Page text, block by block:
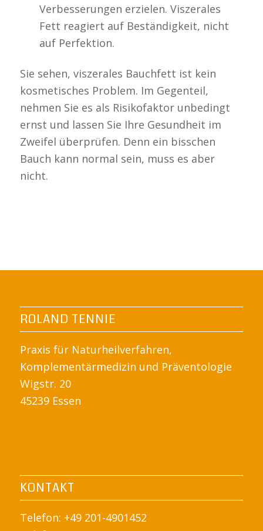
Verbesserungen erzielen. Viszerales
Fett reagiert auf Beständigkeit, nicht
auf Perfektion.
Sie sehen, viszerales Bauchfett ist kein
kosmetisches Problem. Im Gegenteil,
nehmen Sie es als Risikofaktor unbedingt
ernst und lassen Sie Ihre Gesundheit im
Zweifel überprüfen. Denn ein bisschen
Bauch kann normal sein, muss es aber
nicht.
ROLAND TENNIE
Praxis für Naturheilverfahren,
Komplementärmedizin und Präventologie
Wigstr. 20
45239 Essen
KONTAKT
Telefon: +49 201-4901452